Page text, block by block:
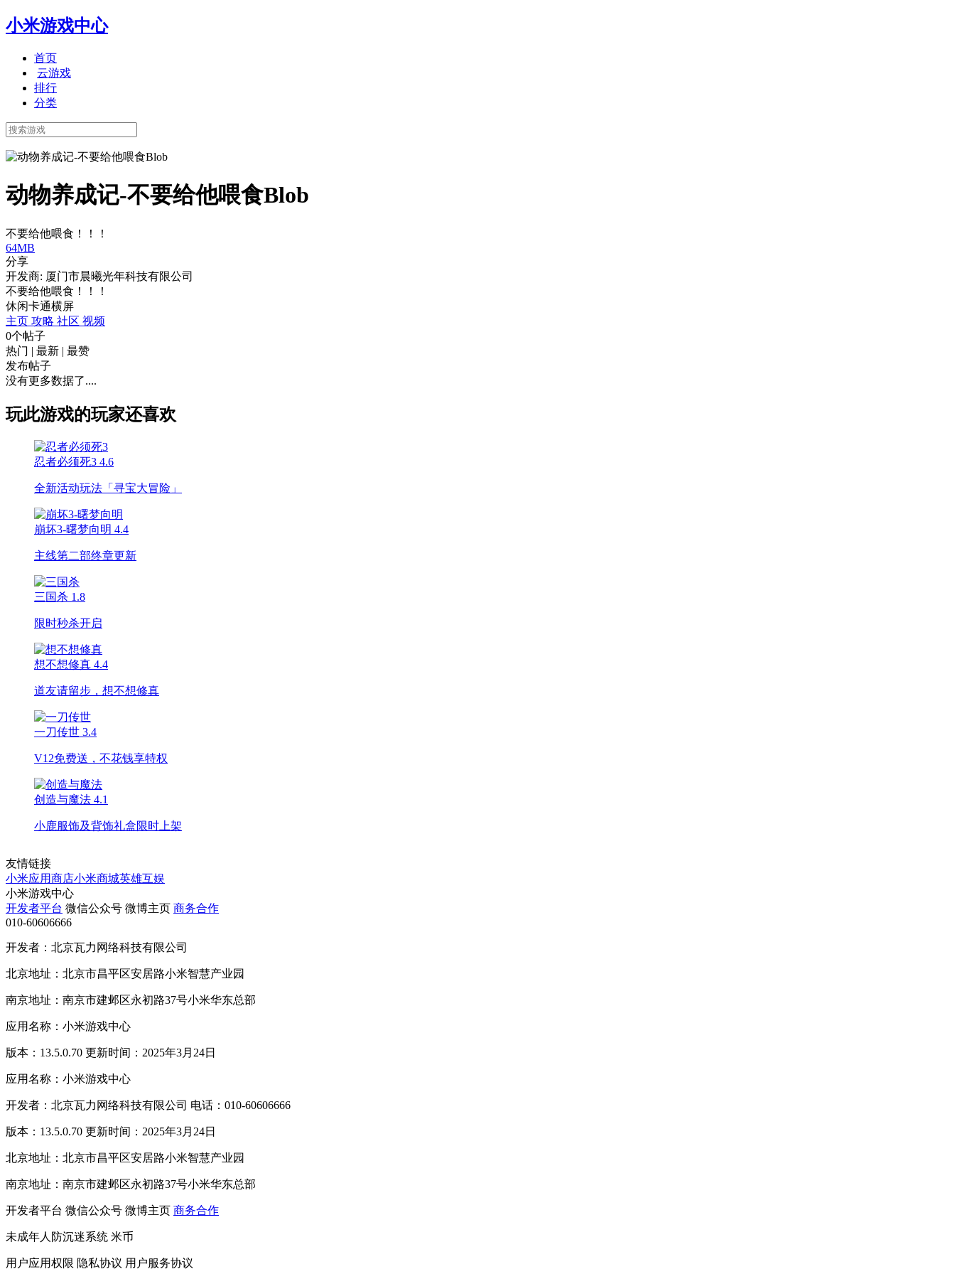
小米游戏中心
首页
云游戏
排行
分类
动物养成记-不要给他喂食Blob
不要给他喂食！！！
64MB
分享
开发商: 厦门市晨曦光年科技有限公司
不要给他喂食！！！
休闲卡通横屏
主页 攻略 社区 视频
0个帖子
热门 | 最新 | 最赞
发布帖子
没有更多数据了....
玩此游戏的玩家还喜欢
忍者必须死3 4.6
全新活动玩法「寻宝大冒险」
崩坏3-曙梦向明 4.4
主线第二部终章更新
三国杀 1.8
限时秒杀开启
想不想修真 4.4
道友请留步，想不想修真
一刀传世 3.4
V12免费送，不花钱享特权
创造与魔法 4.1
小鹿服饰及背饰礼盒限时上架
友情链接
小米应用商店小米商城英雄互娱
小米游戏中心
开发者平台 微信公众号 微博主页 商务合作
010-60606666
开发者：北京瓦力网络科技有限公司
北京地址：北京市昌平区安居路小米智慧产业园
南京地址：南京市建邺区永初路37号小米华东总部
应用名称：小米游戏中心
版本：13.5.0.70 更新时间：2025年3月24日
应用名称：小米游戏中心
开发者：北京瓦力网络科技有限公司 电话：010-60606666
版本：13.5.0.70 更新时间：2025年3月24日
北京地址：北京市昌平区安居路小米智慧产业园
南京地址：南京市建邺区永初路37号小米华东总部
开发者平台 微信公众号 微博主页 商务合作
未成年人防沉迷系统 米币
用户应用权限 隐私协议 用户服务协议